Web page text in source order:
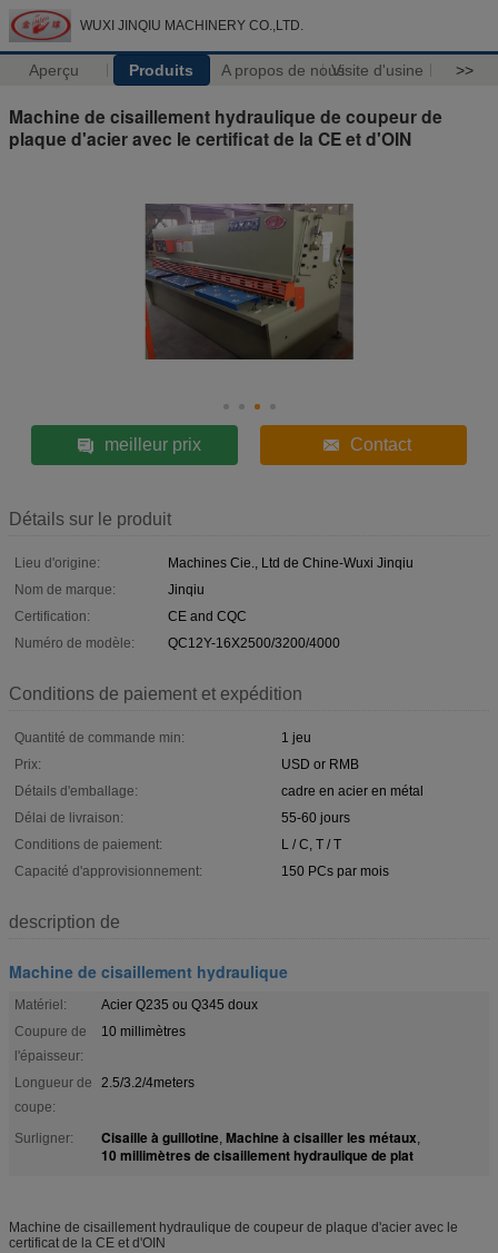
WUXI JINQIU MACHINERY CO.,LTD.
Aperçu Produits A propos de nousVisite d'usine >>
Machine de cisaillement hydraulique de coupeur de
plaque d'acier avec le certificat de la CE et d'OIN
meilleur prix Contact
Détails sur le produit
Lieu d'origine:
Machines Cie., Ltd de Chine-Wuxi Jinqiu
Nom de marque:
Jinqiu
Certification:
CE and CQC
Numéro de modèle:
QC12Y-16X2500/3200/4000
Conditions de paiement et expédition
Quantité de commande min:
1 jeu
Prix:
USD or RMB
Détails d'emballage:
cadre en acier en métal
Délai de livraison:
55-60 jours
Conditions de paiement:
L / C, T / T
Capacité d'approvisionnement:
150 PCs par mois
description de
Machine de cisaillement hydraulique
Matériel:
Acier Q235 ou Q345 doux
Coupure de
l'épaisseur:
10 millimètres
Longueur de
coupe:
2.5/3.2/4meters
Surligner: Cisaille à guillotine, Machine à cisailler les métaux,
10 millimètres de cisaillement hydraulique de plat
Machine de cisaillement hydraulique de coupeur de plaque d'acier avec le
certificat de la CE et d'OIN